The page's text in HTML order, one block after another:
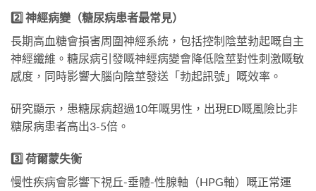
2️⃣ 神經病變（糖尿病患者最常見）
長期高血糖會損害周圍神經系統，包括控制陰莖勃起嘅自主
神經纖維。糖尿病引發嘅神經病變會降低陰莖對性刺激嘅敏
感度，同時影響大腦向陰莖發送「勃起訊號」嘅效率。
研究顯示，患糖尿病超過10年嘅男性，出現ED嘅風險比非
糖尿病患者高出3-5倍。
3️⃣ 荷爾蒙失衡
慢性疾病會影響下視丘-垂體-性腺軸（HPG軸）嘅正常運